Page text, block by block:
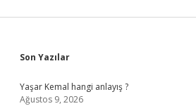
Sidebar
Son Yazılar
Yaşar Kemal hangi anlayış ?
Ağustos 9, 2026